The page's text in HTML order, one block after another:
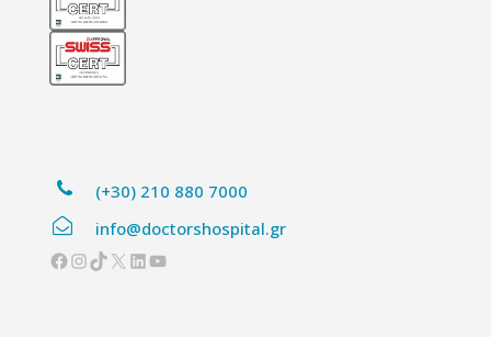
(+30) 210 880 7000
info@doctorshospital.gr
Facebook
Instagram
TikTok
X Linkedin
YouTube